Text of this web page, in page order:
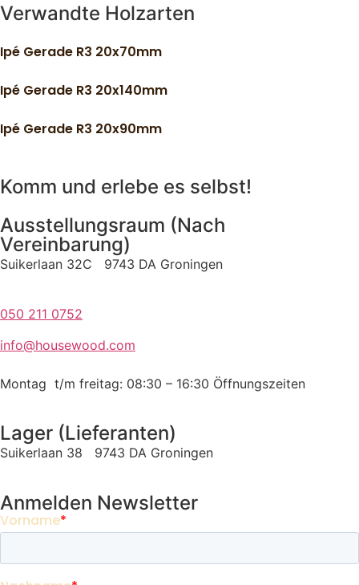
Verwandte Holzarten
Ipé Gerade R3 20x70mm
Ipé Gerade R3 20x140mm
Ipé Gerade R3 20x90mm
Komm und erlebe es selbst!
Ausstellungsraum (Nach
Vereinbarung)
Suikerlaan 32C 9743 DA Groningen
050 211 0752
info@housewood.com
Montag t/m freitag: 08:30 – 16:30 Öffnungszeiten
Lager (Lieferanten)
Suikerlaan 38 9743 DA Groningen
Anmelden Newsletter